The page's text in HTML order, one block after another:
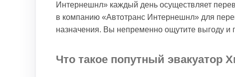
Интернешнл» каждый день осуществляет
в компанию «Автотранс Интернешнл» для
назначения. Вы непременно ощутите выгоду и
Что такое попутный